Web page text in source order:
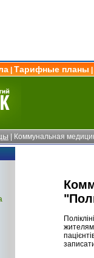
Тарифные планы
| Коммунальная
жителям